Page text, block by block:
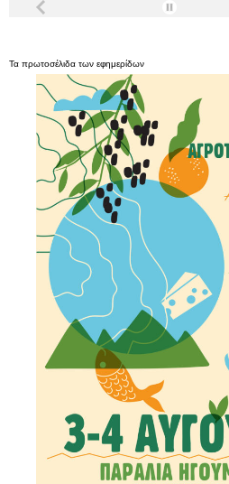
Τα πρωτοσέλιδα των εφημερίδων